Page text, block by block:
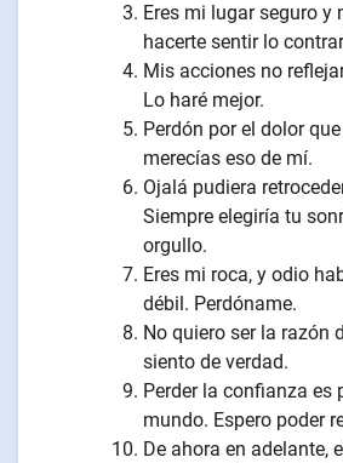
Eres mi lugar seguro y
hacerte sentir lo
Mis acciones no
Lo haré mejor.
Perdón por el dolor
merecías eso de mí.
Ojalá pudiera
Siempre elegiría tu
orgullo.
Eres mi roca, y odio
débil. Perdóname.
No quiero ser la razón
siento de verdad.
Perder la confianza es
mundo. Espero poder
De ahora en adelante,